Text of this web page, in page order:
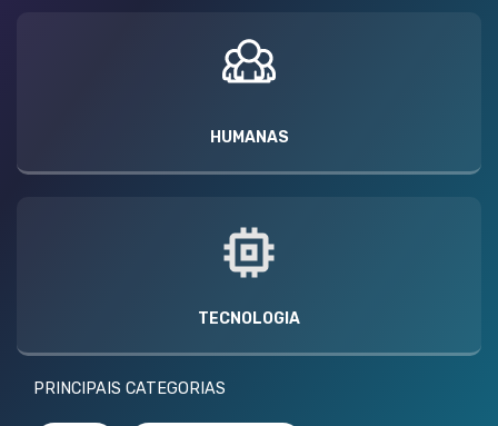
HUMANAS
TECNOLOGIA
PRINCIPAIS CATEGORIAS